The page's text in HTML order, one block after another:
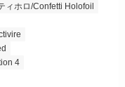
ィホロ/Confetti Holofoil
4